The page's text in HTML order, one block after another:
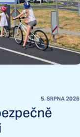
5. SRPNA 2026